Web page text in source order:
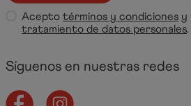
Aceptotérminos y condiciones y
tratamiento de datos personales.
Síguenos en nuestras redes